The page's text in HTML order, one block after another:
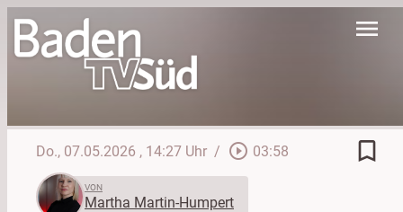
menu
Do., 07.05.2026 , 14:27 Uhr / play_circle_outline 03:58 bookmark_border
VON
Martha Martin-Humpert